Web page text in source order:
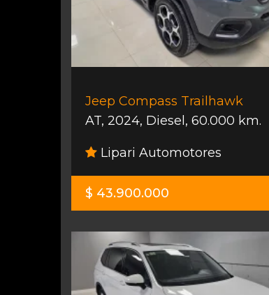
Jeep Compass Trailhawk
AT, 2024, Diesel , 60.000 km.
Lipari Automotores
$ 43.900.000